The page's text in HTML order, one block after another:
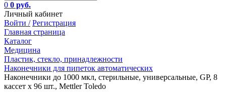
0 0 руб.
Личный кабинет
Войти / Регистрация
Главная страница
Каталог
Медицина
Пластик, стекло, принадлежности
Наконечники для пипеток автоматических
Наконечники до 1000 мкл, стерильные, универсальные, GP, 8
кассет х 96 шт., Mettler Toledo